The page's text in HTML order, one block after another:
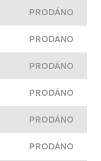
PRODÁNO
PRODÁNO
PRODÁNO
PRODÁNO
PRODÁNO
PRODÁNO